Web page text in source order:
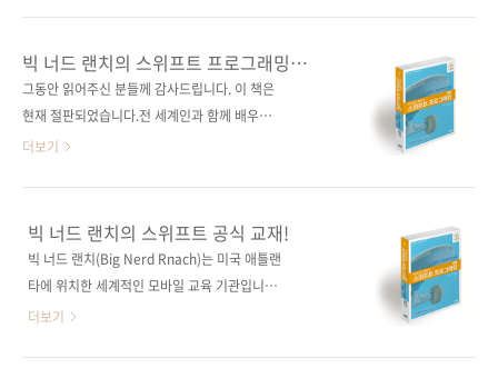
정 가 34,000원ISBN 979-11-88621-01-9
브스크립트 / 리덕스 / 데이터 아키텍처분야 프
로그래밍 / 자바스크립트 관..
이 사용되는 것 같습니다. 오늘 소개할 책은
Angular 책인데요. 작년에 Angular 개발진에서
6개월에 한 번씩 새로운 버전을 발표하기로 하면
에 5 버전이 나왔죠. 오늘 소개할 책은 Angular
1부터 꾸준히 개정판을 내면서 업데이트되었고,
버전인 5 버전도 충분히 대응하고 있습니다. 이
책의 가장 큰 장점은 600쪽이 넘는 방대한 페이
지에 앵귤러의..
빅 너드 랜치의 스위프트 프로그래밍
(제2판)
그동안 읽어주신 분들께 감사드립니다. 이 책은
현재 절판되었습니다.전 세계인과 함께 배우는
스위프트 교과서!글로벌 모바일 교육 업체인 빅
Swift Programming: The Big Nerd Ranch
Guide(2nd Edition)(원서 ISBN:
9780134610610) 저자명 매튜 마티아스, 존 갤
지 520쪽판 형 46배판변형(188*245*25)제 본
무선(soft cover)정 가 29,000원ISBN 979-
더보기
빅 너드 랜치의 스위프트 공식 교재!
빅 너드 랜치(Big Nerd Rnach)는 미국 애틀랜
타에 위치한 세계적인 모바일 교육 기관입니다.
온오프라인 교육 과정을 거친 개발자가 전 세계
더보기